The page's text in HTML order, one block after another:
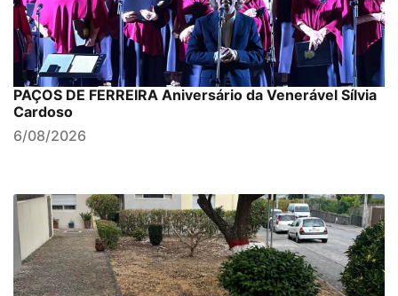
PAÇOS DE FERREIRA Aniversário da Venerável Sílvia
Cardoso
6/08/2026